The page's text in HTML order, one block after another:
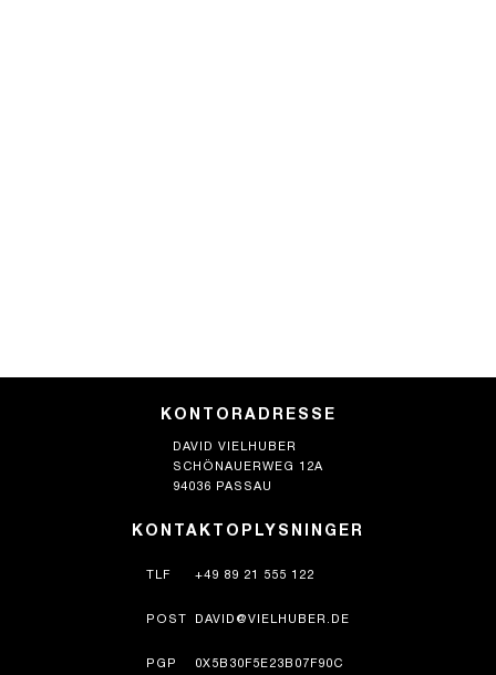
KONTORADRESSE
DAVID VIELHUBER
SCHÖNAUERWEG 12A
94036 PASSAU
KONTAKTOPLYSNINGER
TLF +49 89 21 555 122
POST DAVID@VIELHUBER.DE
PGP 0X5B30F5E23B07F90C